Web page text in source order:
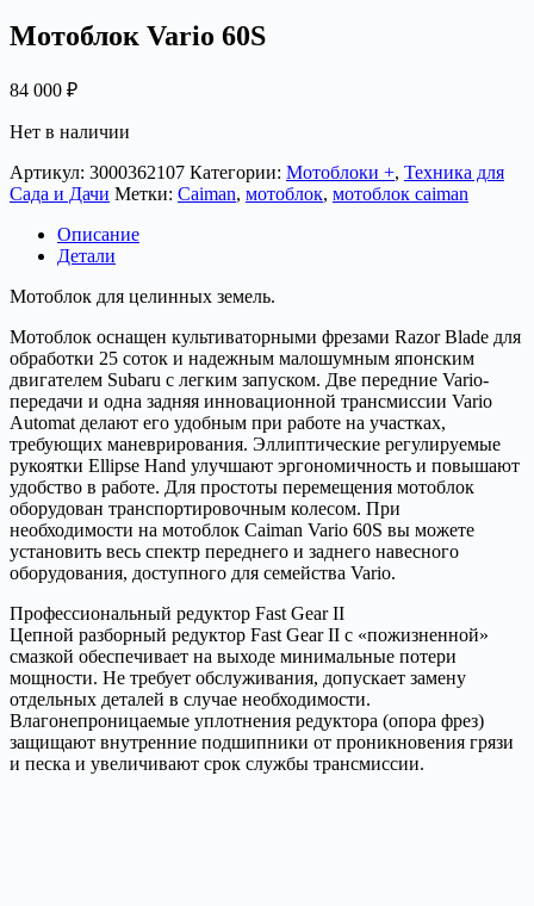
Мотоблок Vario 60S
84 000 ₽
Нет в наличии
Артикул: 3000362107 Категории: Мотоблоки +, Техника для
Сада и Дачи Метки: Caiman, мотоблок, мотоблок caiman
Описание
Детали
Мотоблок для целинных земель.
Мотоблок оснащен культиваторными фрезами Razor Blade для
обработки 25 соток и надежным малошумным японским
двигателем Subaru с легким запуском. Две передние Vario-
передачи и одна задняя инновационной трансмиссии Vario
Automat делают его удобным при работе на участках,
требующих маневрирования. Эллиптические регулируемые
рукоятки Ellipse Hand улучшают эргономичность и повышают
удобство в работе. Для простоты перемещения мотоблок
оборудован транспортировочным колесом. При
необходимости на мотоблок Caiman Vario 60S вы можете
установить весь спектр переднего и заднего навесного
оборудования, доступного для семейства Vario.
Профессиональный редуктор Fast Gear II
Цепной разборный редуктор Fast Gear II с «пожизненной»
смазкой обеспечивает на выходе минимальные потери
мощности. Не требует обслуживания, допускает замену
отдельных деталей в случае необходимости.
Влагонепроницаемые уплотнения редуктора (опора фрез)
защищают внутренние подшипники от проникновения грязи
и песка и увеличивают срок службы трансмиссии.